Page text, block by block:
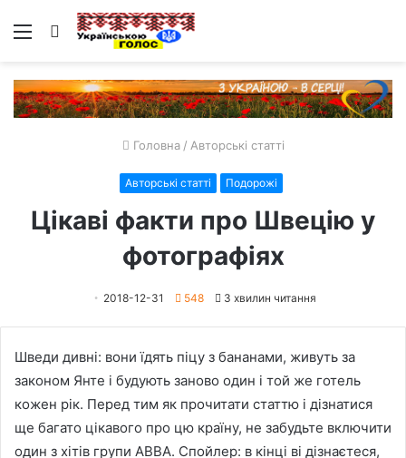
Меню Пошук
Головна / Авторські статті
Авторські статті Подорожі
Цікаві факти про Швецію у
фотографіях
2018-12-31 548 3 хвилин читання
Шведи дивні: вони їдять піцу з бананами, живуть за
законом Янте і будують заново один і той же готель
кожен рік. Перед тим як прочитати статтю і дізнатися
ще багато цікавого про цю країну, не забудьте включити
один з хітів групи АВВА. Спойлер: в кінці ві дізнаєтеся,